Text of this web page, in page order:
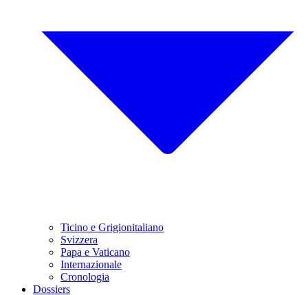
Ticino e Grigionitaliano
Svizzera
Papa e Vaticano
Internazionale
Cronologia
Dossiers